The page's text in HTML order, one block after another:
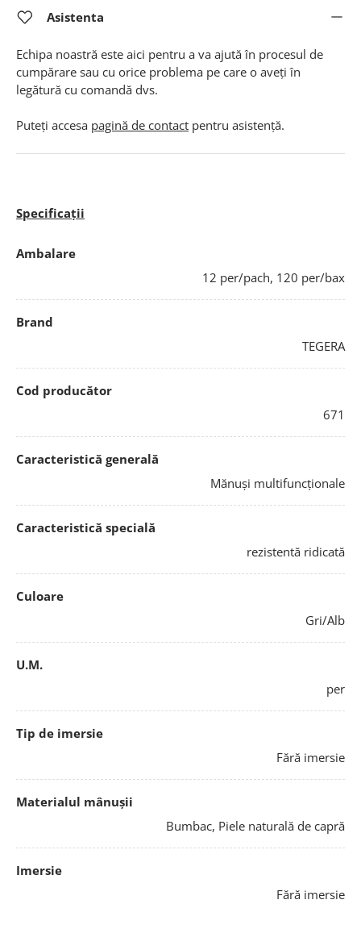
Asistenta
Echipa noastră este aici pentru a va ajută în procesul de
cumpărare sau cu orice problema pe care o aveți în
legătură cu comandă dvs.
Puteți accesa pagină de contact pentru asistență.
Specificații
Ambalare
12 per/pach, 120 per/bax
Brand
TEGERA
Cod producător
671
Caracteristică generală
Mănuși multifuncționale
Caracteristică specială
rezistentă ridicată
Culoare
Gri/Alb
U.M.
per
Tip de imersie
Fără imersie
Materialul mânușii
Bumbac, Piele naturală de capră
Imersie
Fără imersie